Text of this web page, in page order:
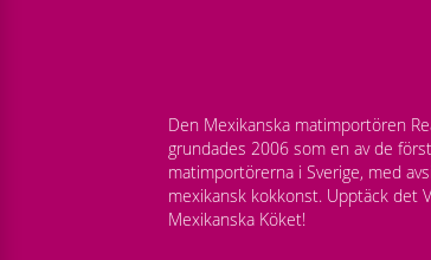
Den Mexikanska matimportören
grundades 2006 som en av de
matimportörerna i Sverige, med
mexikansk kokkonst. Upptäck det
Mexikanska Köket!